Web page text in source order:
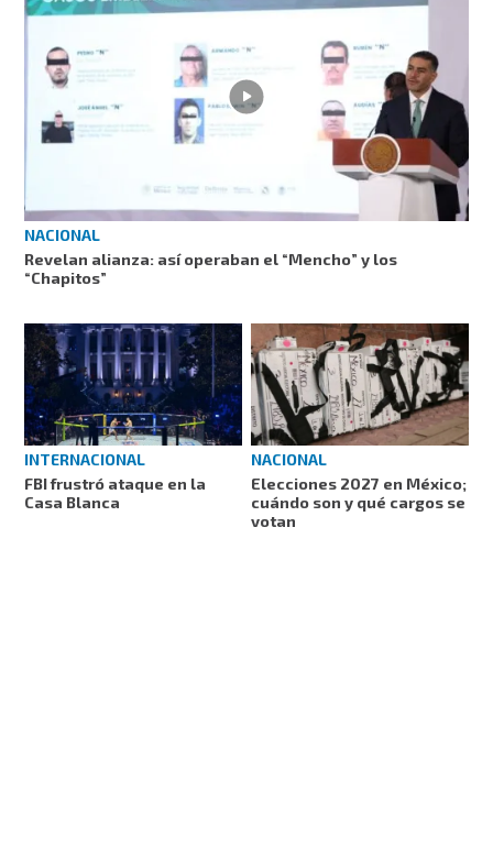
NACIONAL
Revelan alianza: así operaban el “Mencho” y los
“Chapitos”
INTERNACIONAL
FBI frustró ataque en la
Casa Blanca
NACIONAL
Elecciones 2027 en México;
cuándo son y qué cargos se
votan